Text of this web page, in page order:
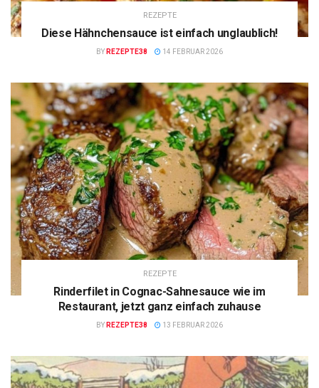
REZEPTE
Diese Hähnchensauce ist einfach unglaublich!
BY REZEPTE38 14 FEBRUAR 2026
REZEPTE
Rinderfilet in Cognac-Sahnesauce wie im
Restaurant, jetzt ganz einfach zuhause
BY REZEPTE38 13 FEBRUAR 2026